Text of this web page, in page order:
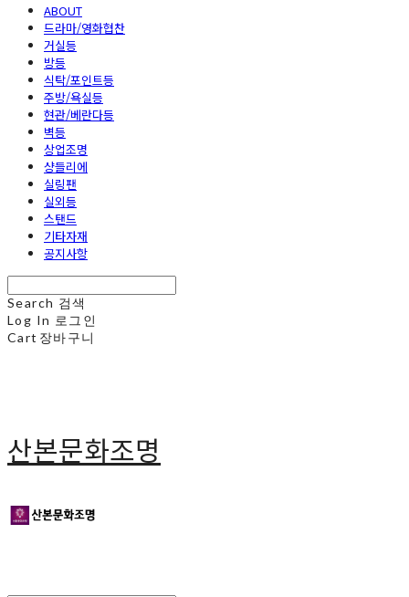
ABOUT
드라마/영화협찬
거실등
방등
식탁/포인트등
주방/욕실등
현관/베란다등
벽등
상업조명
샹들리에
실링팬
실외등
스탠드
기타자재
공지사항
Search 검색
Log In 로그인
Cart 장바구니
산본문화조명